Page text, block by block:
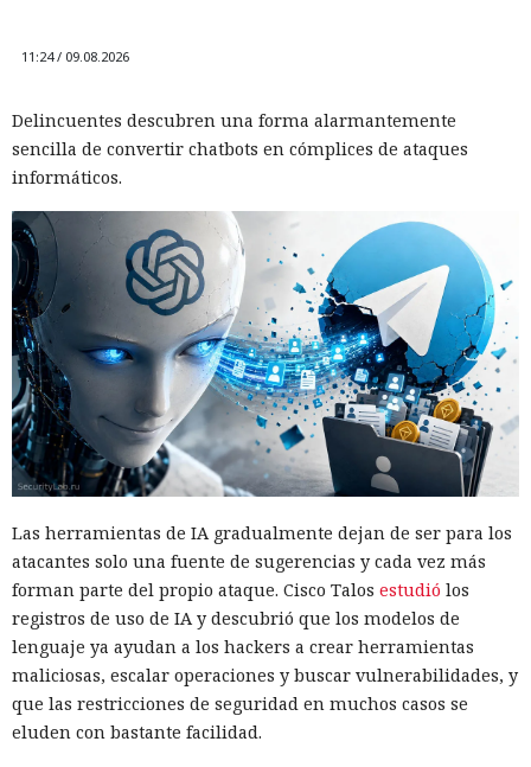
11:24 / 09.08.2026
Delincuentes descubren una forma alarmantemente
sencilla de convertir chatbots en cómplices de ataques
informáticos.
Las herramientas de IA gradualmente dejan de ser para los
atacantes solo una fuente de sugerencias y cada vez más
forman parte del propio ataque. Cisco Talos estudió los
registros de uso de IA y descubrió que los modelos de
lenguaje ya ayudan a los hackers a crear herramientas
maliciosas, escalar operaciones y buscar vulnerabilidades, y
que las restricciones de seguridad en muchos casos se
eluden con bastante facilidad.